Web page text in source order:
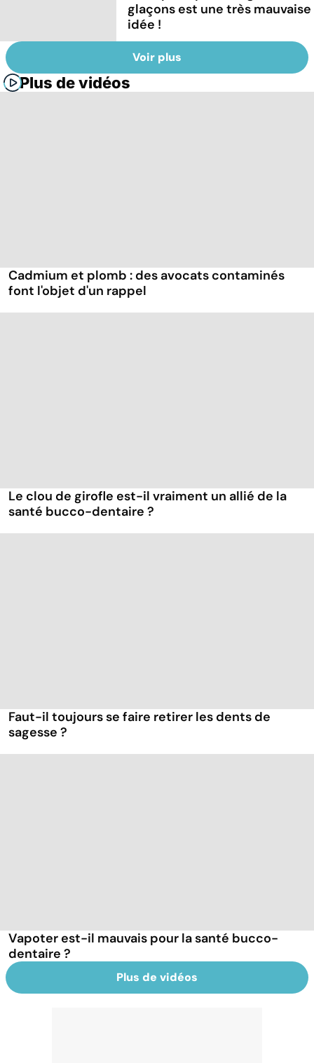
glaçons est une très mauvaise
idée !
Voir plus
Plus de vidéos
Cadmium et plomb : des avocats contaminés
font l'objet d'un rappel
Le clou de girofle est-il vraiment un allié de la
santé bucco-dentaire ?
Faut-il toujours se faire retirer les dents de
sagesse ?
Vapoter est-il mauvais pour la santé bucco-
dentaire ?
Plus de vidéos